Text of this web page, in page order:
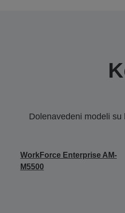
Dolenavedeni modeli
WorkForce Enterprise AM-
M5500